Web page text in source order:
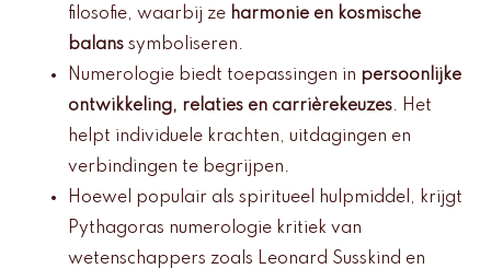
filosofie, waarbij ze harmonie en kosmische
balans symboliseren.
Numerologie biedt toepassingen in persoonlijke
ontwikkeling, relaties en carrièrekeuzes. Het
helpt individuele krachten, uitdagingen en
verbindingen te begrijpen.
Hoewel populair als spiritueel hulpmiddel, krijgt
Pythagoras numerologie kritiek van
wetenschappers zoals Leonard Susskind en